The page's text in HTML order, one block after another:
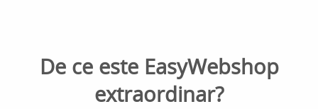
De ce este EasyWebshop
extraordinar?